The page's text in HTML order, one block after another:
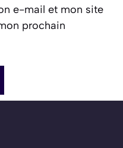
e-mail et mon site
prochain